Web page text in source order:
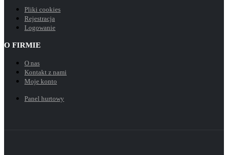
Pliki cookies
Rejestracja
Logowanie
O FIRMIE
O nas
Kontakt z nami
Moje konto
Panel hurtowy